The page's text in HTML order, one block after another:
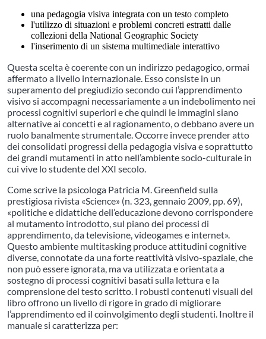
una pedagogia visiva integrata con un testo completo
l'utilizzo di situazioni e problemi concreti estratti dalle
collezioni della National Geographic Society
l'inserimento di un sistema multimediale interattivo
Questa scelta è coerente con un indirizzo pedagogico, ormai
affermato a livello internazionale. Esso consiste in un
superamento del pregiudizio secondo cui l’apprendimento
visivo si accompagni necessariamente a un indebolimento nei
processi cognitivi superiori e che quindi le immagini siano
alternative ai concetti e al ragionamento, o debbano avere un
ruolo banalmente strumentale. Occorre invece prender atto
dei consolidati progressi della pedagogia visiva e soprattutto
dei grandi mutamenti in atto nell’ambiente socio-culturale in
cui vive lo studente del XXI secolo.
Come scrive la psicologa Patricia M. Greenfield sulla
prestigiosa rivista «Science» (n. 323, gennaio 2009, pp. 69),
«politiche e didattiche dell’educazione devono corrispondere
al mutamento introdotto, sul piano dei processi di
apprendimento, da televisione, videogames e internet».
Questo ambiente multitasking produce attitudini cognitive
diverse, connotate da una forte reattività visivo-spaziale, che
non può essere ignorata, ma va utilizzata e orientata a
sostegno di processi cognitivi basati sulla lettura e la
comprensione del testo scritto. I robusti contenuti visuali del
libro offrono un livello di rigore in grado di migliorare
l’apprendimento ed il coinvolgimento degli studenti. Inoltre il
manuale si caratterizza per: